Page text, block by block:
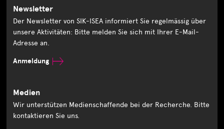
Newsletter
Der Newsletter von SIK-ISEA informiert Sie regelmässig über
unsere Aktivitäten: Bitte melden Sie sich mit Ihrer E-Mail-
Adresse an.
Anmeldung
Medien
Wir unterstützen Medienschaffende bei der Recherche. Bitte
kontaktieren Sie uns.